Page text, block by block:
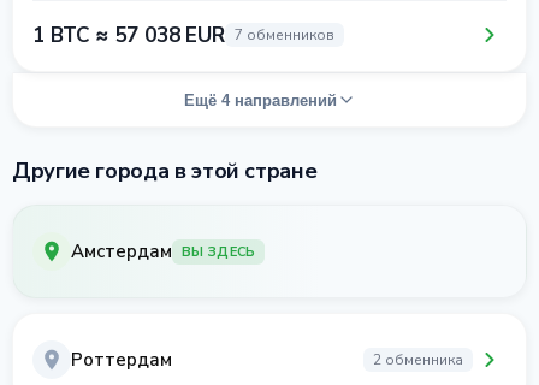
1 BTC ≈ 57 038 EUR 7 обменников
Ещё 4 направлений
Другие города в этой стране
Амстердам ВЫ ЗДЕСЬ
Роттердам 2 обменника